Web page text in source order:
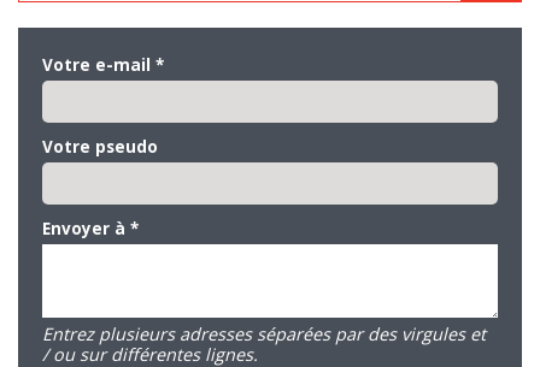
Votre e-mail *
Votre pseudo
Envoyer à *
Entrez plusieurs adresses séparées par des virgules et
/ ou sur différentes lignes.